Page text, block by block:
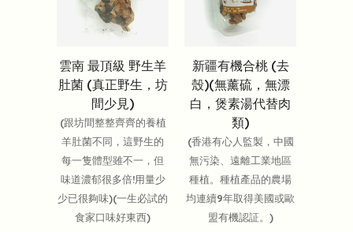
雲南 最頂級 野生羊
肚菌 (真正野生，坊
間少見)
(跟坊間整整齊齊的養植
羊肚菌不同，這野生的
每一隻體型雖不一，但
味道濃郁很多倍!用量少
少已很夠味)(一生必試的
食家口味好東西)
新疆有機合桃 (去
殼)(無薰硫，無漂
白，煲素湯代替肉
類)
(香港有心人監製，中國
無污染、遠離工業地區
種植。種植產品的農場
均連續9年取得美國或歐
盟有機認証。)